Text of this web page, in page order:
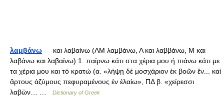
λαμβάνω — και λαβαίνω (AM λαμβάνω, Α και λαββάνω, Μ και
λαβάνω και λαβαίνω) 1. παίρνω κάτι στα χέρια μου ή πιάνω κάτι με
τα χέρια μου και τό κρατώ (α. «λήψῃ δὲ μοσχάριον ἐκ βοῶν ἕν... καὶ
ἄρτους ἀζύμους πεφυραμένους ἐν ἐλαίω», ΠΔ β. «χείρεσσι
λαβὼν… …
Dictionary of Greek